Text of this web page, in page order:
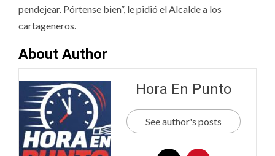
pendejear. Pórtense bien”, le pidió el Alcalde a los
cartageneros.
About Author
Hora En Punto
See author's posts